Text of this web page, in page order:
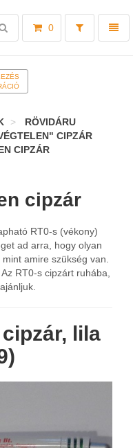
Toggle
0
RÖVIDÁRU
CIPZÁR
CIPZÁR
cipzár
RT0-s (vékony)
ad arra, hogy olyan
amire szükség van.
RT0-s cipzárt ruhába,
lila